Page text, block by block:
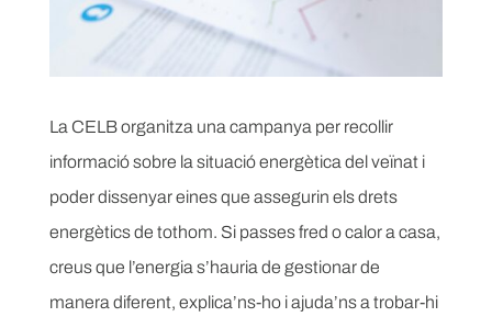
La CELB organitza una campanya per recollir
informació sobre la situació energètica del veïnat i
poder dissenyar eines que assegurin els drets
energètics de tothom. Si passes fred o calor a casa,
creus que l’energia s’hauria de gestionar de
manera diferent, explica’ns-ho i ajuda’ns a trobar-hi